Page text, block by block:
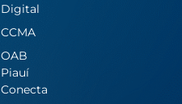
Digital
CCMA
OAB
Piauí
Conecta